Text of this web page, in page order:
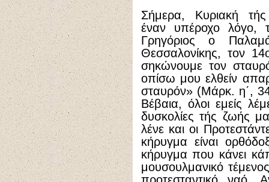
Σήμερα, Κυριακή
έναν υπέροχο λόγο,
Γρηγόριος ο
Θεσσαλονίκης, τον
σηκώνουμε τον
οπίσω μου ελθείν
σταυρόν» (Μάρκ. η΄,
Βέβαια, όλοι εμείς
δυσκολίες τής ζωής
λένε και οι
κήρυγμα είναι
κήρυγμα που κάνει
μουσουλμανικό